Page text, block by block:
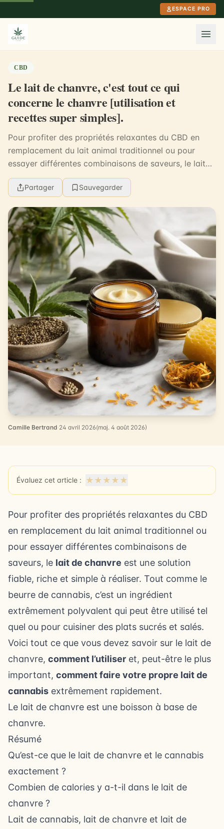
ESPACE PRO
CBD
Le lait de chanvre, c'est tout ce qui
concerne le chanvre [utilisation et
recettes super simples].
Pour profiter des propriétés relaxantes du CBD en
remplacement du lait animal traditionnel ou pour
essayer différentes combinaisons de saveurs, le lait
de chanvre est une solution fiable, riche et si...
Partager Sauvegarder
Camille Bertrand·24 avril 2026(maj. 4 août 2026)
Évaluez cet article : ★ ★ ★ ★ ★
Pour profiter des propriétés relaxantes du CBD
en remplacement du lait animal traditionnel ou
pour essayer différentes combinaisons de
saveurs, le lait de chanvre est une solution
fiable, riche et simple à réaliser. Tout comme le
beurre de cannabis, c’est un ingrédient
extrêmement polyvalent qui peut être utilisé tel
quel ou pour cuisiner des plats sucrés et salés.
Voici tout ce que vous devez savoir sur le lait de
chanvre, comment l’utiliser et, peut-être le plus
important, comment faire votre propre lait de
cannabis extrêmement rapidement.
Le lait de chanvre est une boisson à base de
chanvre.
Résumé
Qu’est-ce que le lait de chanvre et le cannabis
exactement ?
Combien de calories y a-t-il dans le lait de
chanvre ?
Lait de cannabis, lait de chanvre et lait de